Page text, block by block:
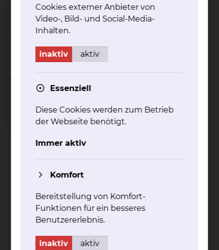
Eine teilstationäre Blutwäschebehandlung
(Hämodialyse, Hämofiltration, Hämodiafiltration).
Weitere Informationen
Dia­ly­se­be­hand­lung
das bei Nierenversagen als Ersatzverfahren zum Einsatz
mehr
Cookies externer Anbieter von
Video-, Bild- und Social-Media-
Inhalten.
inaktiv aktiv
Essenziell
Diese Cookies werden zum Betrieb
der Webseite benötigt.
Immer aktiv
Komfort
Bereitstellung von Komfort-
Funktionen für ein besseres
Benutzererlebnis.
inaktiv aktiv